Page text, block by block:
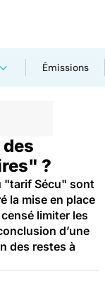
Émissions
?
"tarif Sécu" sont
la mise en place
limiter les
d’une
des restes à